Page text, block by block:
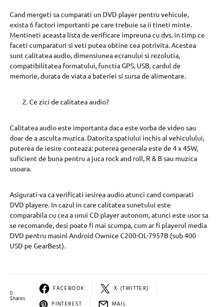
Cand mergeti sa cumparati un DVD player pentru vehicule,
exista 6 factori importanti pe care trebuie sa ii tineti minte.
Mentineti aceasta lista de verificare impreuna cu dvs. in timp ce
faceti cumparaturi si veti putea obtine cea potrivita. Acestea
sunt calitatea audio, dimensiunea ecranului si rezolutia,
compatibilitatea formatului, functia GPS, USB, cardul de
memorie, durata de viata a bateriei si sursa de alimentare.
Ce zici de calitatea audio?
Calitatea audio este importanta daca este vorba de video sau
doar de a asculta muzica. Datorita spatiului inchis al vehiculului,
puterea de iesire conteaza: puterea generala este de 4 x 45W,
suficient de buna pentru a juca rock and roll, R & B sau muzica
usoara.
Asigurati-va ca verificati iesirea audio atunci cand comparati
DVD playere. In cazul in care calitatea sunetului este
comparabila cu cea a unui CD player autonom, atunci este usor sa
se recomande, desi poate fi mai scumpa, cum ar fi playerul media
DVD pentru masini Android Ownice C200-OL-7957B (sub 400
USD pe GearBest).
0
Shares
FACEBOOK
X (TWITTER)
PINTEREST
MAIL